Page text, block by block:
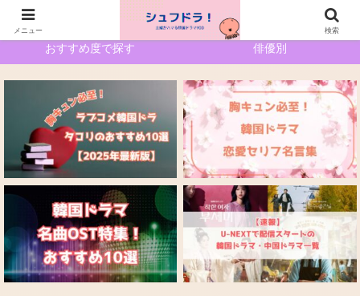
おすすめ度で探す 俳優別
メニュー 検索